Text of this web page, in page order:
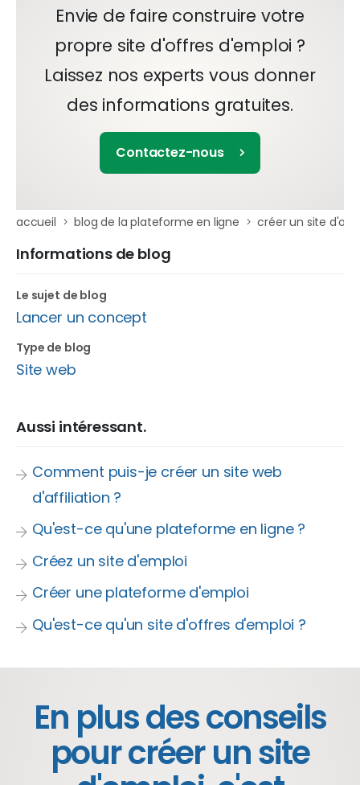
Envie de faire construire votre
propre site d'offres d'emploi ?
Laissez nos experts vous donner
des informations gratuites.
Contactez-nous
accueil blog de la plateforme en ligne créer un site
Informations de blog
Le sujet de blog
Lancer un concept
Type de blog
Site web
Aussi intéressant.
Comment puis-je créer un site web
d'affiliation ?
Qu'est-ce qu'une plateforme en ligne ?
Créez un site d'emploi
Créer une plateforme d'emploi
Qu'est-ce qu'un site d'offres d'emploi ?
En plus des conseils
pour créer un site